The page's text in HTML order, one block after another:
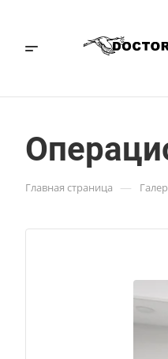
Главная страница —